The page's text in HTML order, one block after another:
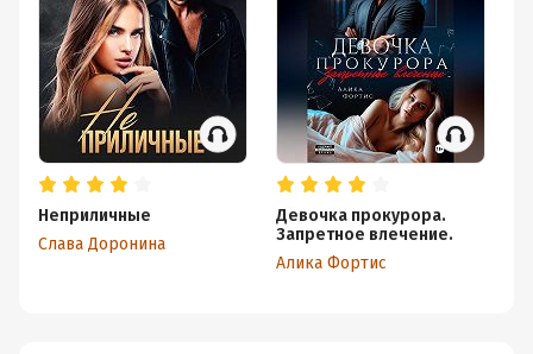
Неприличные
Слава Доронина
Девочка прокурора.
Запретное влечение.
Алика Фортис